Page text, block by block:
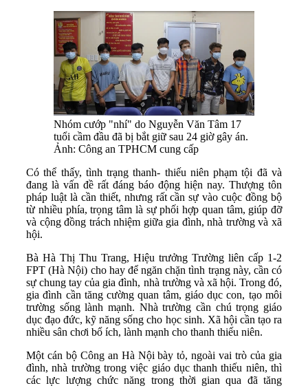
Nhóm cướp "nhí" do Nguyễn Văn Tâm 17
tuổi cầm đầu đã bị bắt giữ sau 24 giờ gây án.
Ảnh: Công an TPHCM cung cấp
Có thể thấy, tình trạng thanh- thiếu niên phạm tội đã và
đang là vấn đề rất đáng báo động hiện nay. Thượng tôn
pháp luật là cần thiết, nhưng rất cần sự vào cuộc đồng bộ
từ nhiều phía, trọng tâm là sự phối hợp quan tâm, giúp đỡ
và cộng đồng trách nhiệm giữa gia đình, nhà trường và xã
hội.
Bà Hà Thị Thu Trang, Hiệu trưởng Trường liên cấp 1-2
FPT (Hà Nội) cho hay để ngăn chặn tình trạng này, cần có
sự chung tay của gia đình, nhà trường và xã hội. Trong đó,
gia đình cần tăng cường quan tâm, giáo dục con, tạo môi
trường sống lành mạnh. Nhà trường cần chú trọng giáo
dục đạo đức, kỹ năng sống cho học sinh. Xã hội cần tạo ra
nhiều sân chơi bổ ích, lành mạnh cho thanh thiếu niên.
Một cán bộ Công an Hà Nội bày tỏ, ngoài vai trò của gia
đình, nhà trường trong việc giáo dục thanh thiếu niên, thì
các lực lượng chức năng trong thời gian qua đã tăng